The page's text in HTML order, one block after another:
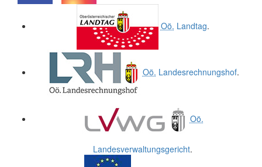
Oö. Landtag.
Oö. Landesrechnungshof.
Oö.
Landesverwaltungsgericht.